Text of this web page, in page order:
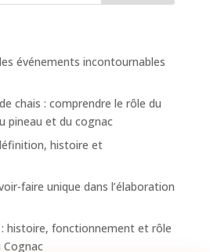
événements incontournables
chais : comprendre le rôle du
pineau et du cognac
histoire et
faire unique dans l’élaboration
: histoire, fonctionnement et rôle
Cognac